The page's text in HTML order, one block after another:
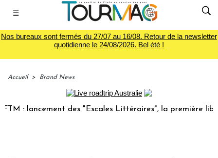
☰
Nos bureaux sont fermés du 27/07 au 16/08. Retour de la newsletter
quotidienne le 24/08/2026. Bel été !
Accueil > Brand News
: lancement des "Escales Littéraires", la première librairie